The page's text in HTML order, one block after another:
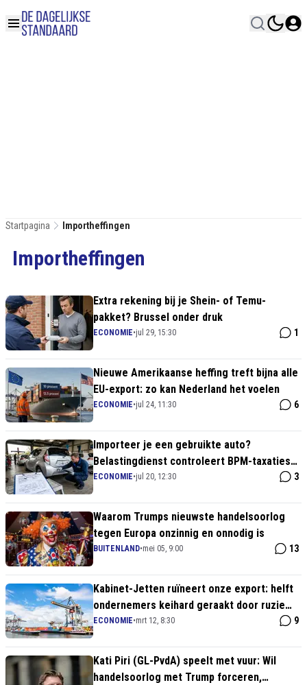
Startpagina Importheffingen
Importheffingen
Extra rekening bij je Shein- of Temu-
pakket? Brussel onder druk
ECONOMIE•jul 29, 15:30 1
Nieuwe Amerikaanse heffing treft bijna alle
EU-export: zo kan Nederland het voelen
ECONOMIE•jul 24, 11:30 6
Importeer je een gebruikte auto?
Belastingdienst controleert BPM-taxaties
extra streng
ECONOMIE•jul 20, 12:30 3
Waarom Trumps nieuwste handelsoorlog
tegen Europa onzinnig en onnodig is
BUITENLAND•mei 05, 9:00 13
Kabinet-Jetten ruïneert onze export: helft
ondernemers keihard geraakt door ruzie
met Amerika
ECONOMIE•mrt 12, 8:30 9
Kati Piri (GL-PvdA) speelt met vuur: Wil
handelsoorlog met Trump forceren,